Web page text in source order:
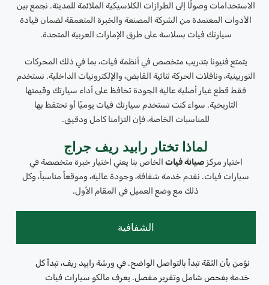
الاستخدامات وصولًا إلى الطرازات الكلاسيكية الملائمة للمدينة. نجمع بين
الأدوات المعتمدة من الشركة المصنعة والخبرة المتعمقة لضمان قيادة
سيارتك فيات بسلاسة على طرق الإمارات العربية المتحدة.
يتمتع فنيونا بتدريب متخصص في أنظمة فيات، بما في ذلك المحركات
التوربينية، وناقلات الحركة ثنائية القابض، والإلكترونيات الداخلية. نستخدم
فقط قطع غيار أصلية عالية الجودة تحافظ على أداء سيارتك وقيمتها
التاريخية. سواء كنت تستخدم سيارتك فيات يوميًا أو تحتفظ بها
للمناسبات الخاصة، فإن التزامنا كامل ودقيق.
لماذا تختار رابيد ريف جراج
اختيار مركز صيانة فيات الخاص بنا يعني اختيار خبرة متخصصة في
سيارات فيات. نقدم خدمة شفافة، وجودة عالية، وموقعاً مناسباً، وكل
ذلك مع وضع العميل في المقام الأول.
الشفافية
نؤمن بأن الثقة تبدأ بالتواصل الواضح. في ورشة رابيد ريف، تبدأ كل
خدمة بفحص شامل وتقرير مفصل. يعرف مالكو سيارات فيات